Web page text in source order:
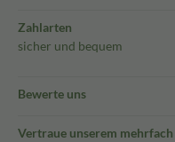
Zahlarten
sicher und bequem
Bewerte uns
Vertraue unserem